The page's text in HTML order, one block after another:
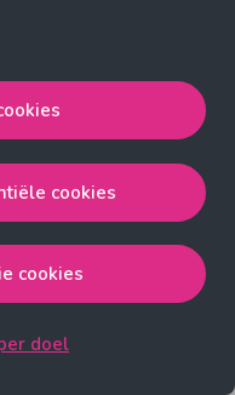
met de strict
en advertentie
akkoord met de strict
cookies
cookies
doel